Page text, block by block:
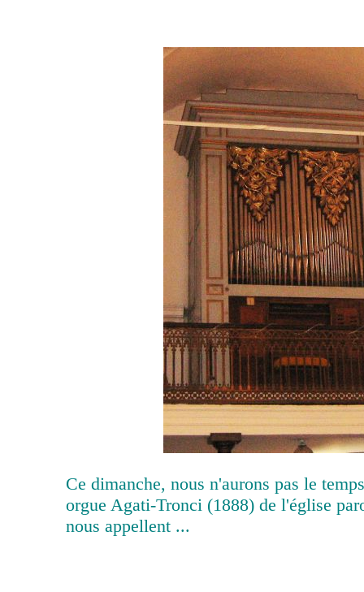
Ce dimanche, nous n'aurons pas le
orgue Agati-Tronci (1888) de l'église
nous appellent ...